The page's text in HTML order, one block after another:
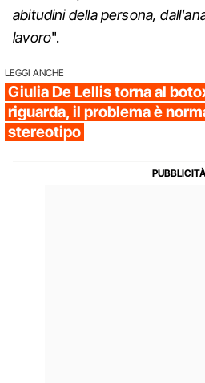
abitudini della persona,
lavoro".
LEGGI ANCHE
Giulia De Lellis torna al
riguarda, il problema è
stereotipo